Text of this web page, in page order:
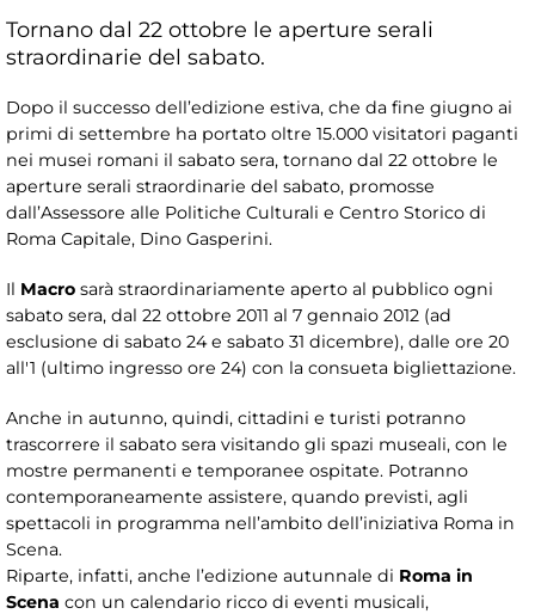
Tornano dal 22 ottobre le aperture serali
straordinarie del sabato.
Dopo il successo dell’edizione estiva, che da fine giugno ai
primi di settembre ha portato oltre 15.000 visitatori paganti
nei musei romani il sabato sera, tornano dal 22 ottobre le
aperture serali straordinarie del sabato, promosse
dall’Assessore alle Politiche Culturali e Centro Storico di
Roma Capitale, Dino Gasperini.
Il Macro sarà straordinariamente aperto al pubblico ogni
sabato sera, dal 22 ottobre 2011 al 7 gennaio 2012 (ad
esclusione di sabato 24 e sabato 31 dicembre), dalle ore 20
all'1 (ultimo ingresso ore 24) con la consueta bigliettazione.
Anche in autunno, quindi, cittadini e turisti potranno
trascorrere il sabato sera visitando gli spazi museali, con le
mostre permanenti e temporanee ospitate. Potranno
contemporaneamente assistere, quando previsti, agli
spettacoli in programma nell’ambito dell’iniziativa Roma in
Scena.
Riparte, infatti, anche l’edizione autunnale di Roma in
Scena con un calendario ricco di eventi musicali,